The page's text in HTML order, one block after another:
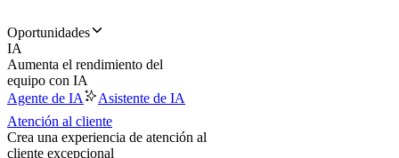
Oportunidades
IA
Aumenta el rendimiento del
equipo con IA
Agente de IA
Asistente de IA
Atención al cliente
Crea una experiencia de atención al
cliente excepcional